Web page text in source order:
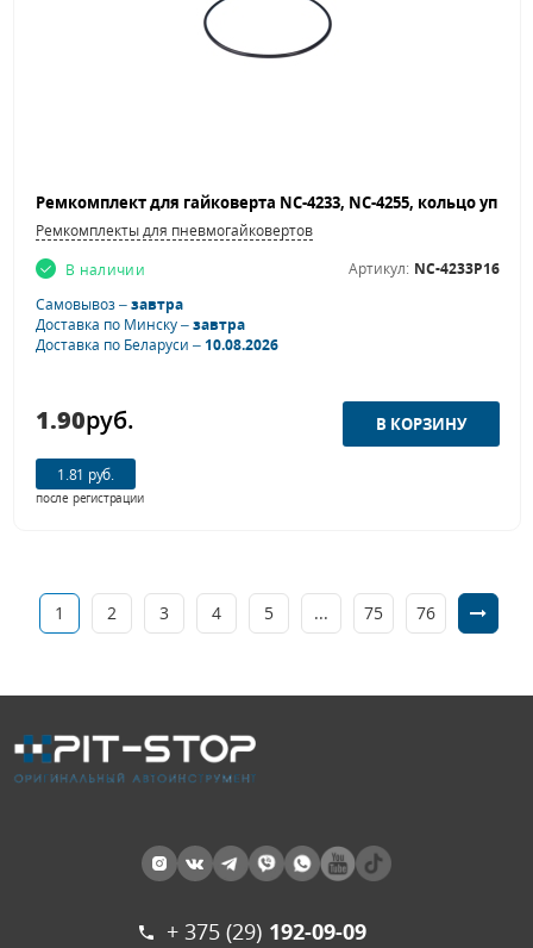
Ремкомплекты для пневмогайковертов
В наличии
Артикул: NC-4233P16
Самовывоз –завтра
Доставка по Минску –завтра
Доставка по Беларуси –10.08.2026
1.90руб.
1.81 руб.
после регистрации
1 2 3 4 5 ... 75 76
+ 375 (29) 192-09-09